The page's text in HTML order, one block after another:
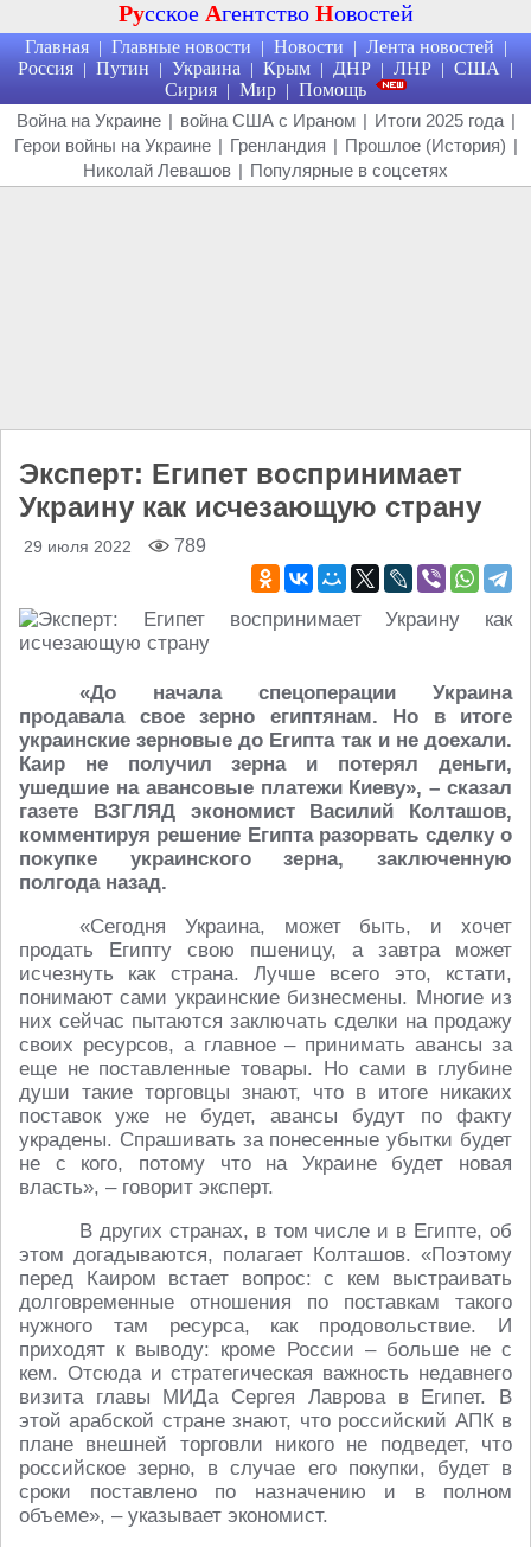
Русское Агентство Новостей
Главная | Главные новости | Новости | Лента новостей |
Россия | Путин | Украина | Крым | ДНР | ЛНР | США |
Сирия | Мир | Помощь
Война на Украине | война США с Ираном | Итоги 2025 года |
Герои войны на Украине | Гренландия | Прошлое (История) |
Николай Левашов | Популярные в соцсетях
Эксперт: Египет воспринимает
Украину как исчезающую страну
29 июля 2022 789
«До начала спецоперации Украина
продавала свое зерно египтянам. Но в итоге
украинские зерновые до Египта так и не доехали.
Каир не получил зерна и потерял деньги,
ушедшие на авансовые платежи Киеву», – сказал
газете ВЗГЛЯД экономист Василий Колташов,
комментируя решение Египта разорвать сделку о
покупке украинского зерна, заключенную
полгода назад.
«Сегодня Украина, может быть, и хочет
продать Египту свою пшеницу, а завтра может
исчезнуть как страна. Лучше всего это, кстати,
понимают сами украинские бизнесмены. Многие из
них сейчас пытаются заключать сделки на продажу
своих ресурсов, а главное – принимать авансы за
еще не поставленные товары. Но сами в глубине
души такие торговцы знают, что в итоге никаких
поставок уже не будет, авансы будут по факту
украдены. Спрашивать за понесенные убытки будет
не с кого, потому что на Украине будет новая
власть», – говорит эксперт.
В других странах, в том числе и в Египте, об
этом догадываются, полагает Колташов. «Поэтому
перед Каиром встает вопрос: с кем выстраивать
долговременные отношения по поставкам такого
нужного там ресурса, как продовольствие. И
приходят к выводу: кроме России – больше не с
кем. Отсюда и стратегическая важность недавнего
визита главы МИДа Сергея Лаврова в Египет. В
этой арабской стране знают, что российский АПК в
плане внешней торговли никого не подведет, что
российское зерно, в случае его покупки, будет в
сроки поставлено по назначению и в полном
объеме», – указывает экономист.